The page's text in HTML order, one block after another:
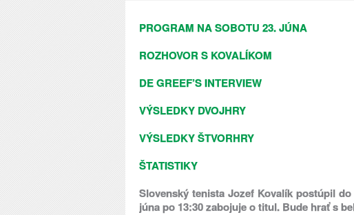
PROGRAM NA SOBOTU 23. JÚNA
ROZHOVOR S KOVALÍKOM
DE GREEF’S INTERVIEW
VÝSLEDKY DVOJHRY
VÝSLEDKY ŠTVORHRY
ŠTATISTIKY
Slovenský tenista Jozef Kovalík postúpil
júna po 13:30 zabojuje o titul. Bude hrať s